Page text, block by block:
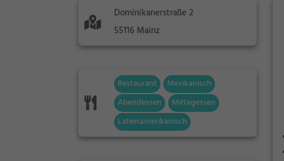
Dominikanerstraße 2
55116 Mainz
Restaurant
Mexikanisch
Abendessen
Mittagessen
Lateinamerikanisch